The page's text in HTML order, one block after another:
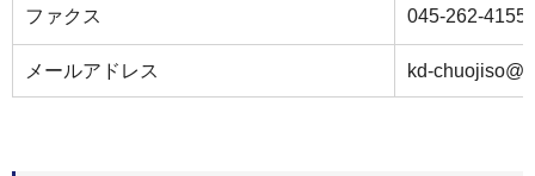
ファクス 045-262-4155
メールアドレス kd-